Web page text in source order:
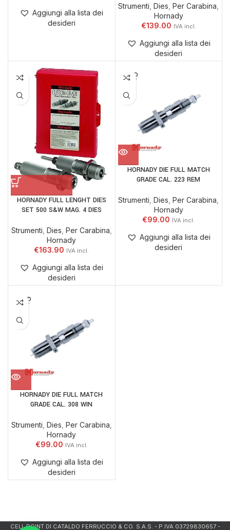
Aggiungi alla lista dei
desideri
Strumenti ,Dies ,Per Carabina
Hornady
€139.00
Aggiungi alla lista dei
desideri
HORNADY FULL LENGHT DIES
SET 500 S&W MAG. 4 DIES
Strumenti, Dies, Per Carabina,
Hornady
€163.90
Aggiungi alla lista dei
desideri
SOLD
OUT
HORNADY DIE FULL MATCH
GRADE CAL. 223 REM
Strumenti, Dies, Per Carabina,
Hornady
€99.00
Aggiungi alla lista dei
desideri
SOLD
OUT
HORNADY DIE FULL MATCH
GRADE CAL. 308 WIN
Strumenti Dies Per Carabina
Hornady
€99.00
Aggiungi alla lista dei
desideri
CELL.POINT DI CATALDO FERRUCCIO & CO. S.A.S. - P.IVA 03729830657 -